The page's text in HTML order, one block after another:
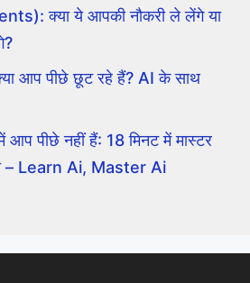
क्या ये आपकी नौकरी ले लेंगे या
आप पीछे छूट रहे हैं? AI के साथ
आप पीछे नहीं हैं: 18 मिनट में मास्टर
– Learn Ai, Master Ai